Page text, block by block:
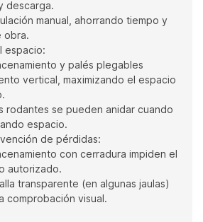
descarga.
manual, ahorrando tiempo y
obra.
espacio:
y palés plegables
vertical, maximizando el espacio
rodantes se pueden anidar cuando
espacio.
de pérdidas:
con cerradura impiden el
autorizado.
transparente (en algunas jaulas)
comprobación visual.